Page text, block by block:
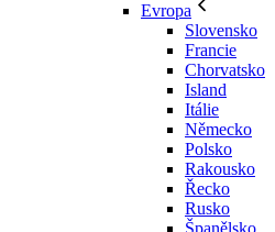
Evropa
Slovensko
Francie
Chorvatsko
Island
Itálie
Německo
Polsko
Rakousko
Řecko
Rusko
Španělsko